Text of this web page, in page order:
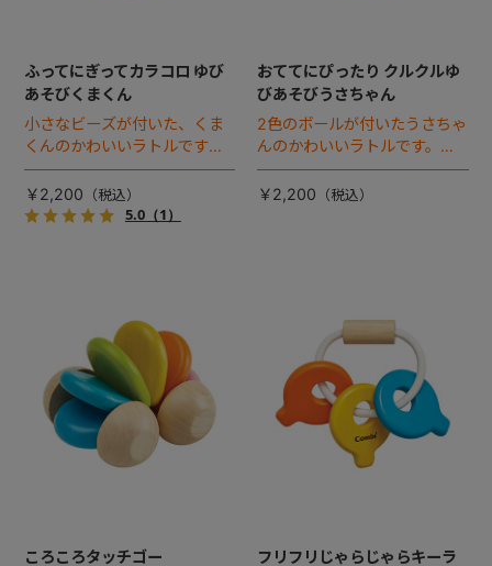
ふってにぎってカラコロ ゆび
あそびくまくん
小さなビーズが付いた、くま
くんのかわいいラトルです。
ビーズをさわって指遊びがで
きたり、振るとカラカラコロ
コロ音がします。丸みのある
￥2,200
5.0（1）
おててにぴったり クルクルゆ
びあそびうさちゃん
2色のボールが付いたうさちゃ
んのかわいいラトルです。ボ
ールをくるくる回して遊べま
す。丸みのあるかたちは赤ち
￥2,200
ころころタッチゴー フリフリじゃらじゃらキーラ